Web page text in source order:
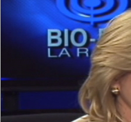
Comentarios de Tomás Mosciatti
Más de Ti Podcast
Retropop
De Plato en Plato